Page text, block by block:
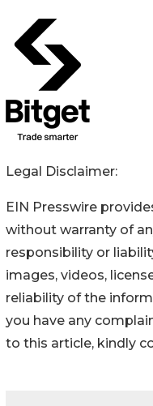
Legal Disclaimer:
EIN Presswire
without warranty of
responsibility or
images, videos,
reliability of the
you have any
to this article, kindly